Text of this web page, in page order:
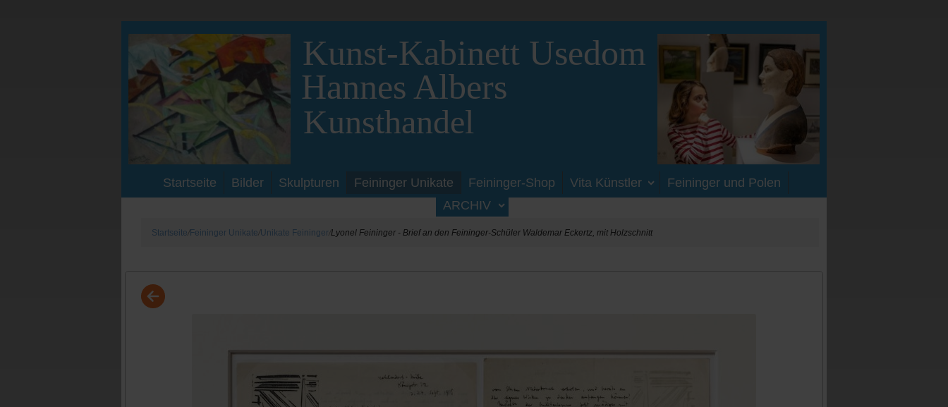
Startseite Bilder Skulpturen Feininger Unikate Feininger-Shop Vita Künstler
Feininger und Polen
ARCHIV
Kunst-Kabinett Usedom
Hannes Albers
Kunsthandel
Startseite Feininger Unikate Unikate Feininger Lyonel Feininger - Brief an den Feininger-Schüler Waldemar Eckertz, mit Holzschnitt